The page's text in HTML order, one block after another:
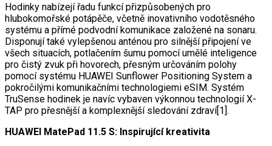
Hodinky nabízejí řadu funkcí přizpůsobených pro
hlubokomořské potápěče, včetně inovativního vodotěsného
systému a přímé podvodní komunikace založené na sonaru.
Disponují také vylepšenou anténou pro silnější připojení ve
všech situacích, potlačením šumu pomocí umělé inteligence
pro čistý zvuk při hovorech, přesným určováním polohy
pomocí systému HUAWEI Sunflower Positioning System a
pokročilými komunikačními technologiemi eSIM. Systém
TruSense hodinek je navíc vybaven výkonnou technologií X-
TAP pro přesnější a komplexnější sledování zdraví[1].
HUAWEI MatePad 11.5 S: Inspirující kreativita